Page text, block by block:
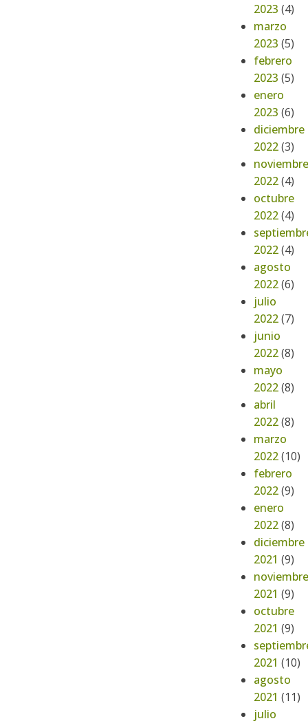
2023 (4)
marzo
2023 (5)
febrero
2023 (5)
enero
2023 (6)
diciembre
2022(3)
noviembre
2022(4)
octubre
2022(4)
2022(4)
agosto
2022(6)
julio
2022(7)
junio
2022(8)
mayo
2022(8)
abril
2022(8)
marzo
2022(10)
febrero
2022(9)
enero
2022(8)
diciembre
2021 (9)
noviembre
2021 (9)
octubre
2021 (9)
2021 (10)
agosto
2021 (11)
julio